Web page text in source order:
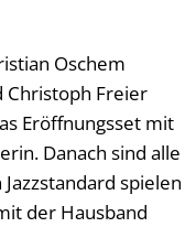
Oschem
Christoph Freier
Eröffnungsset mit
Danach sind alle
spielen
der Hausband